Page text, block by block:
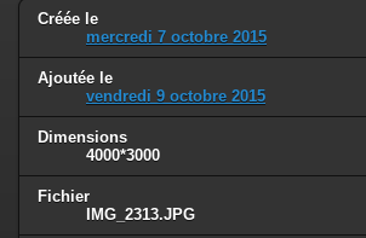
Créée le
mercredi 7 octobre 2015
Ajoutée le
vendredi 9 octobre 2015
Dimensions
4000*3000
Fichier
IMG_2313.JPG